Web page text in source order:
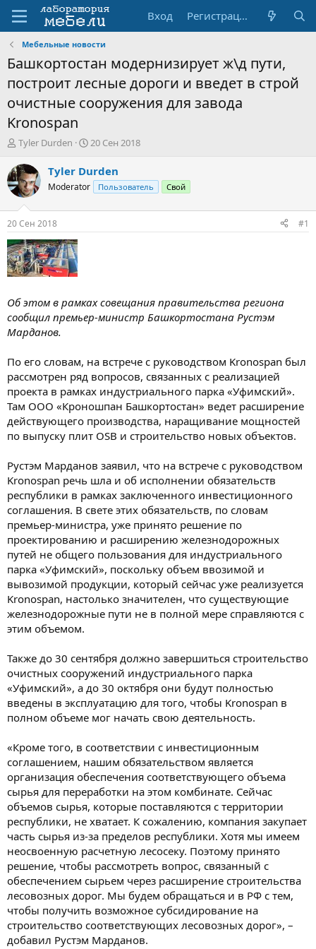
Вход Регистрация
Мебельные новости
Башкортостан модернизирует ж\д пути,
построит лесные дороги и введет в строй
очистные сооружения для завода
Kronospan
А
т
о
р
т
е
м
ы
Tyler Durden
Д
т
а
н
а
20 Сен 2018
Tyler Durden
Moderator Пользователь Свой
20 Сен 2018 #1
Об этом в рамках совещания правительства региона
сообщил премьер-министр Башкортостана Рустэм
Марданов.
По его словам, на встрече с руководством Kronospan был
рассмотрен ряд вопросов, связанных с реализацией
проекта в рамках индустриального парка «Уфимский».
Там ООО «Кроношпан Башкортостан» ведет расширение
действующего производства, наращивание мощностей
по выпуску плит OSB и строительство новых объектов.
Рустэм Марданов заявил, что на встрече с руководством
Kronospan речь шла и об исполнении обязательств
республики в рамках заключенного инвестиционного
соглашения. В свете этих обязательств, по словам
премьер-министра, уже принято решение по
проектированию и расширению железнодорожных
путей не общего пользования для индустриального
парка «Уфимский», поскольку объем ввозимой и
вывозимой продукции, который сейчас уже реализуется
Kronospan, настолько значителен, что существующие
железнодорожные пути не в полной мере справляются с
этим объемом.
Также до 30 сентября должно завершиться строительство
очистных сооружений индустриального парка
«Уфимский», а до 30 октября они будут полностью
введены в эксплуатацию для того, чтобы Kronospan в
полном объеме мог начать свою деятельность.
«Кроме того, в соответствии с инвестиционным
соглашением, нашим обязательством является
организация обеспечения соответствующего объема
сырья для переработки на этом комбинате. Сейчас
объемов сырья, которые поставляются с территории
республики, не хватает. К сожалению, компания закупает
часть сырья из-за пределов республики. Хотя мы имеем
неосвоенную расчетную лесосеку. Поэтому принято
решение, чтобы рассмотреть вопрос, связанный с
обеспечением сырьем через расширение строительства
лесовозных дорог. Мы будем обращаться и в РФ с тем,
чтобы получить возможное субсидирование на
строительство соответствующих лесовозных дорог», –
добавил Рустэм Марданов.